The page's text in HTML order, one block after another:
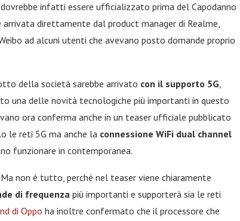
infatti essere ufficializzato prima del Capodanno
arrivata direttamente dal product manager di Realme,
ad alcuni utenti che avevano posto domande proprio
della società sarebbe arrivato con il supporto 5G,
una delle novità tecnologiche più importanti in questo
ora conferma anche in un teaser ufficiale pubblicato
le reti 5G ma anche la connessione WiFi dual channel
funzionare in contemporanea.
non è tutto, perchè nel teaser viene chiaramente
di frequenzapiù importanti e supporterà sia le reti
di Oppo ha inoltre confermato che il processore che